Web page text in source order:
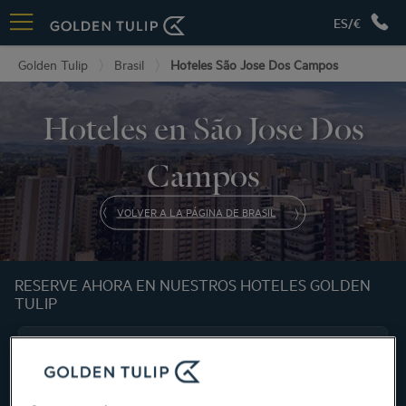
ES/€
Golden Tulip Brasil Hoteles São Jose Dos Campos
Hoteles en São Jose Dos
Campos
VOLVER A LA PÁGINA DE BRASIL
RESERVE AHORA EN NUESTROS HOTELES GOLDEN
TULIP